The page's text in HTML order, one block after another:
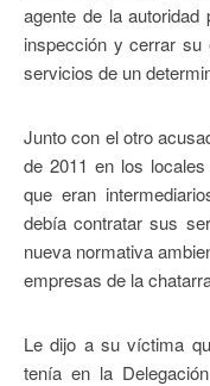
agente de la
inspección y cerrar
servicios de un
Junto con el otro
de 2011 en los
que eran
debía contratar sus
nueva normativa
empresas de la
Le dijo a su víctima
tenía en la